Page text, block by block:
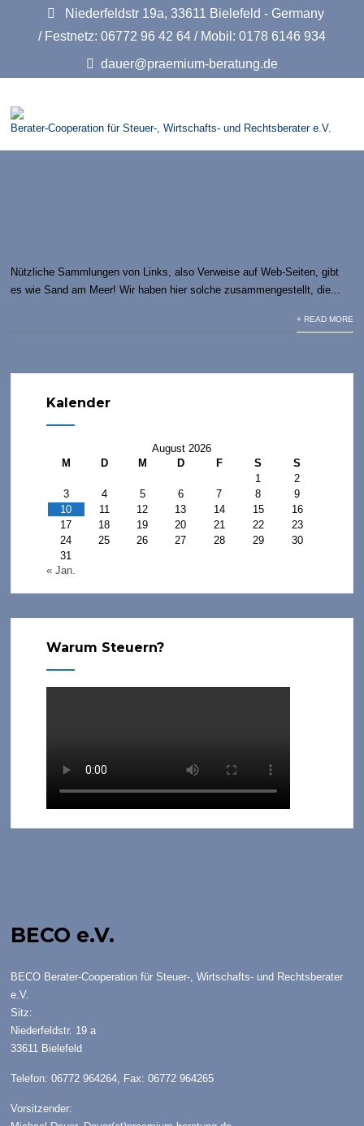
Niederfeldstr 19a, 33611 Bielefeld - Germany
/ Festnetz: 06772 96 42 64 / Mobil: 0178 6146 934
dauer@praemium-beratung.de
Berater-Cooperation für Steuer-, Wirtschafts- und Rechtsberater e.V.
Nützliche Sammlungen von Links, also Verweise auf Web-Seiten, gibt
es wie Sand am Meer! Wir haben hier solche zusammengestellt, die...
+ READ MORE
Kalender
August 2026
M
D M D F S
S
1
2
3
4 5 6 7 8
9
10
11 12 13 14 15
16
17
18 19 20 21 22
23
24
25 26 27 28 29
30
31
« Jan.
Warum Steuern?
BECO e.V.
BECO Berater-Cooperation für Steuer-, Wirtschafts- und Rechtsberater
e.V.
Sitz:
Niederfeldstr. 19 a
33611 Bielefeld
Telefon: 06772 964264, Fax: 06772 964265
Vorsitzender: